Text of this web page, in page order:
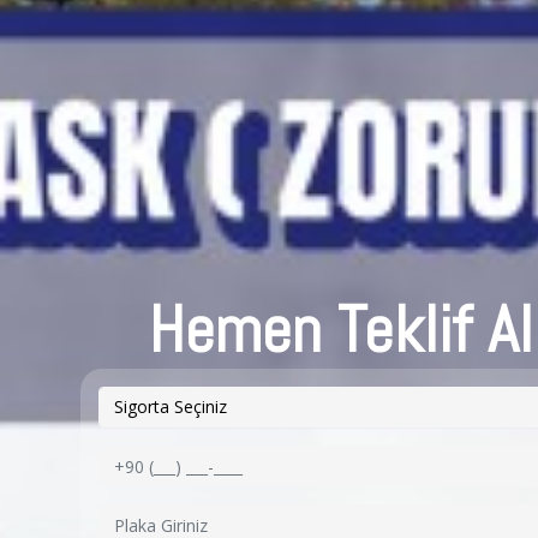
Hemen Teklif
Sigorta Seçiniz